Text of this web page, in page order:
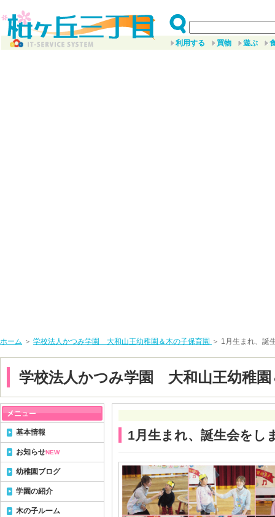
利用する 買物 遊ぶ
ホーム ＞ 学校法人かつみ学園 大和山王幼稚園＆木の子保育園 ＞ 1月生まれ、誕
学校法人かつみ学園 大和山王幼稚園
1月生まれ、誕生会をし
基本情報
お知らせNEW
幼稚園ブログ
学園の紹介
木の子ルーム